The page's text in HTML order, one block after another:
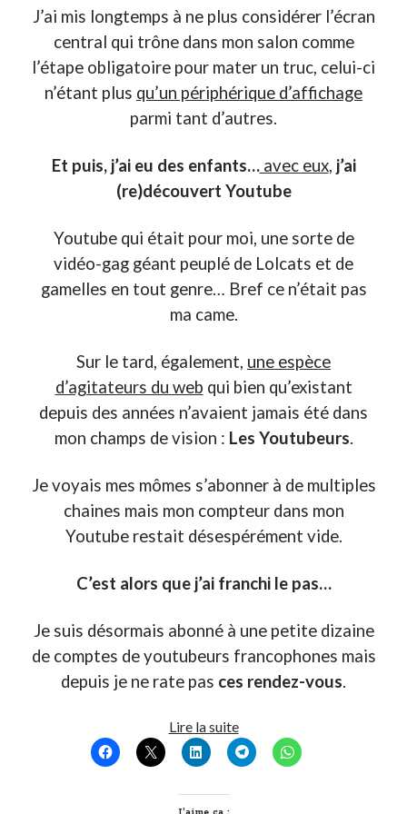
On parle de quoi ?
A Lyon
Bon plan du dimanche
Engagé
Humeur
Lyon à Livre Ouvert
Parole de Follower
Patchwork
Photos
Post inutile
Proust
Sorties cuculturelles
Tavukoi
Vidéos
J’ai mis longtemps à ne plus considérer l’écran
central qui trône dans mon salon comme
l’étape obligatoire pour mater un truc, celui-ci
n’étant plus qu’un périphérique d’affichage
parmi tant d’autres.
Et puis, j’ai eu des enfants…avec eux, j’ai
(re)découvert Youtube
Youtube qui était pour moi, une sorte de
vidéo-gag géant peuplé de Lolcats et de
gamelles en tout genre… Bref ce n’était pas
ma came.
Sur le tard, également, une espèce
d’agitateurs du web qui bien qu’existant
depuis des années n’avaient jamais été dans
mon champs de vision : Les Youtubeurs.
Je voyais mes mômes s’abonner à de multiples
chaines mais mon compteur dans mon
Youtube restait désespérément vide.
C’est alors que j’ai franchi le pas…
Je suis désormais abonné à une petite dizaine
de comptes de youtubeurs francophones mais
depuis je ne rate pas ces rendez-vous.
Lire la suite5
rendez-
vous